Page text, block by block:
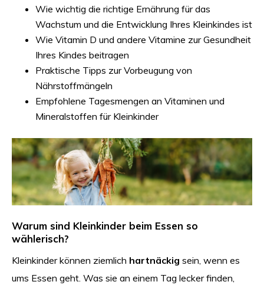
Wie wichtig die richtige Ernährung für das
Wachstum und die Entwicklung Ihres Kleinkindes ist
Wie Vitamin D und andere Vitamine zur Gesundheit
Ihres Kindes beitragen
Praktische Tipps zur Vorbeugung von
Nährstoffmängeln
Empfohlene Tagesmengen an Vitaminen und
Mineralstoffen für Kleinkinder
Warum sind Kleinkinder beim Essen so
wählerisch?
Kleinkinder können ziemlich hartnäckig sein, wenn es
ums Essen geht. Was sie an einem Tag lecker finden,